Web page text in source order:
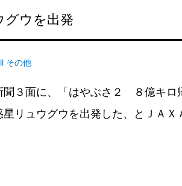
グウを出発
その他
聞３面に、「はやぶさ２ ８億キロ
リュウグウを出発した、とＪＡＸ